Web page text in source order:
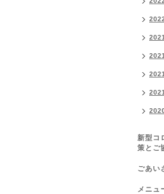
新型コ
策とご
ごあい
メニュ